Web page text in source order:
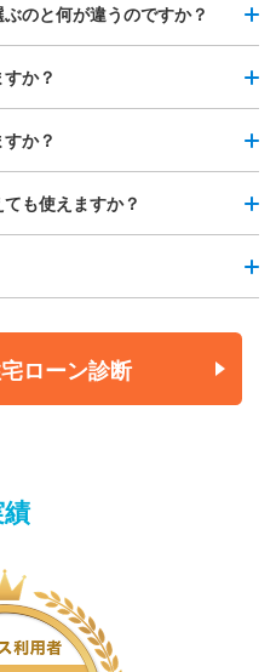
のと何が違うのですか？
か？
か？
も使えますか？
ローン診断